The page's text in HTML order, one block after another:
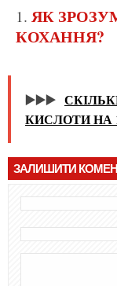
ЯК ЗРОЗУМІТИ ЧИ ЦЕ СПРАВЖНЄ
КОХАННЯ?
▶️▶️▶️
КИСЛОТИ НА
ЗАЛИШИТИ